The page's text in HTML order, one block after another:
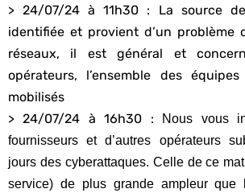
> 24/07/24 à 11h30 : La source
identifiée et provient d’un problème
réseaux, il est général et
opérateurs, l’ensemble des
mobilisés
> 24/07/24 à 16h30 :
Nous vous
fournisseurs et d’autres opérateurs
jours des cyberattaques. Celle de ce
service) de plus grande ampleur que